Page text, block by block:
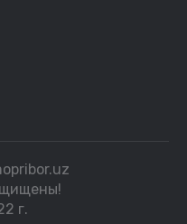
г.